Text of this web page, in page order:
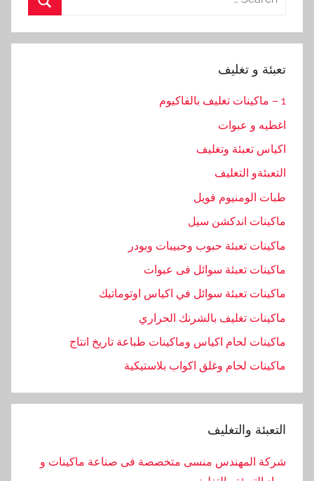
تعبئة و تغليف
1 – ماكينات تغليف بالفاكيوم
اغطيه و عبوات
اكياس تعبئة وتغليف
التعبئةو التغليف
طبات الومنيوم فويل
ماكينات اندكشن سيل
ماكينات تعبئة حبوب وحبيبات وبودر
ماكينات تعبئة سوائل فى عبوات
ماكينات تعبئة سوائل في اكياس اوتوماتيك
ماكينات تغليف بالشرنك الحراري
ماكينات لحام اكياس وماكينات طباعة تاريخ انتاج
ماكينات لحام وغلق اكواب بلاستيكية
التعبئة والتغليف
شركة المهندس منسى متخصصة فى صناعة ماكينات و